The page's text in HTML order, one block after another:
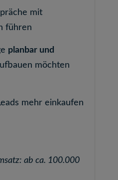
mit
führen
planbar und
möchten
mehr einkaufen
ab ca. 100.000